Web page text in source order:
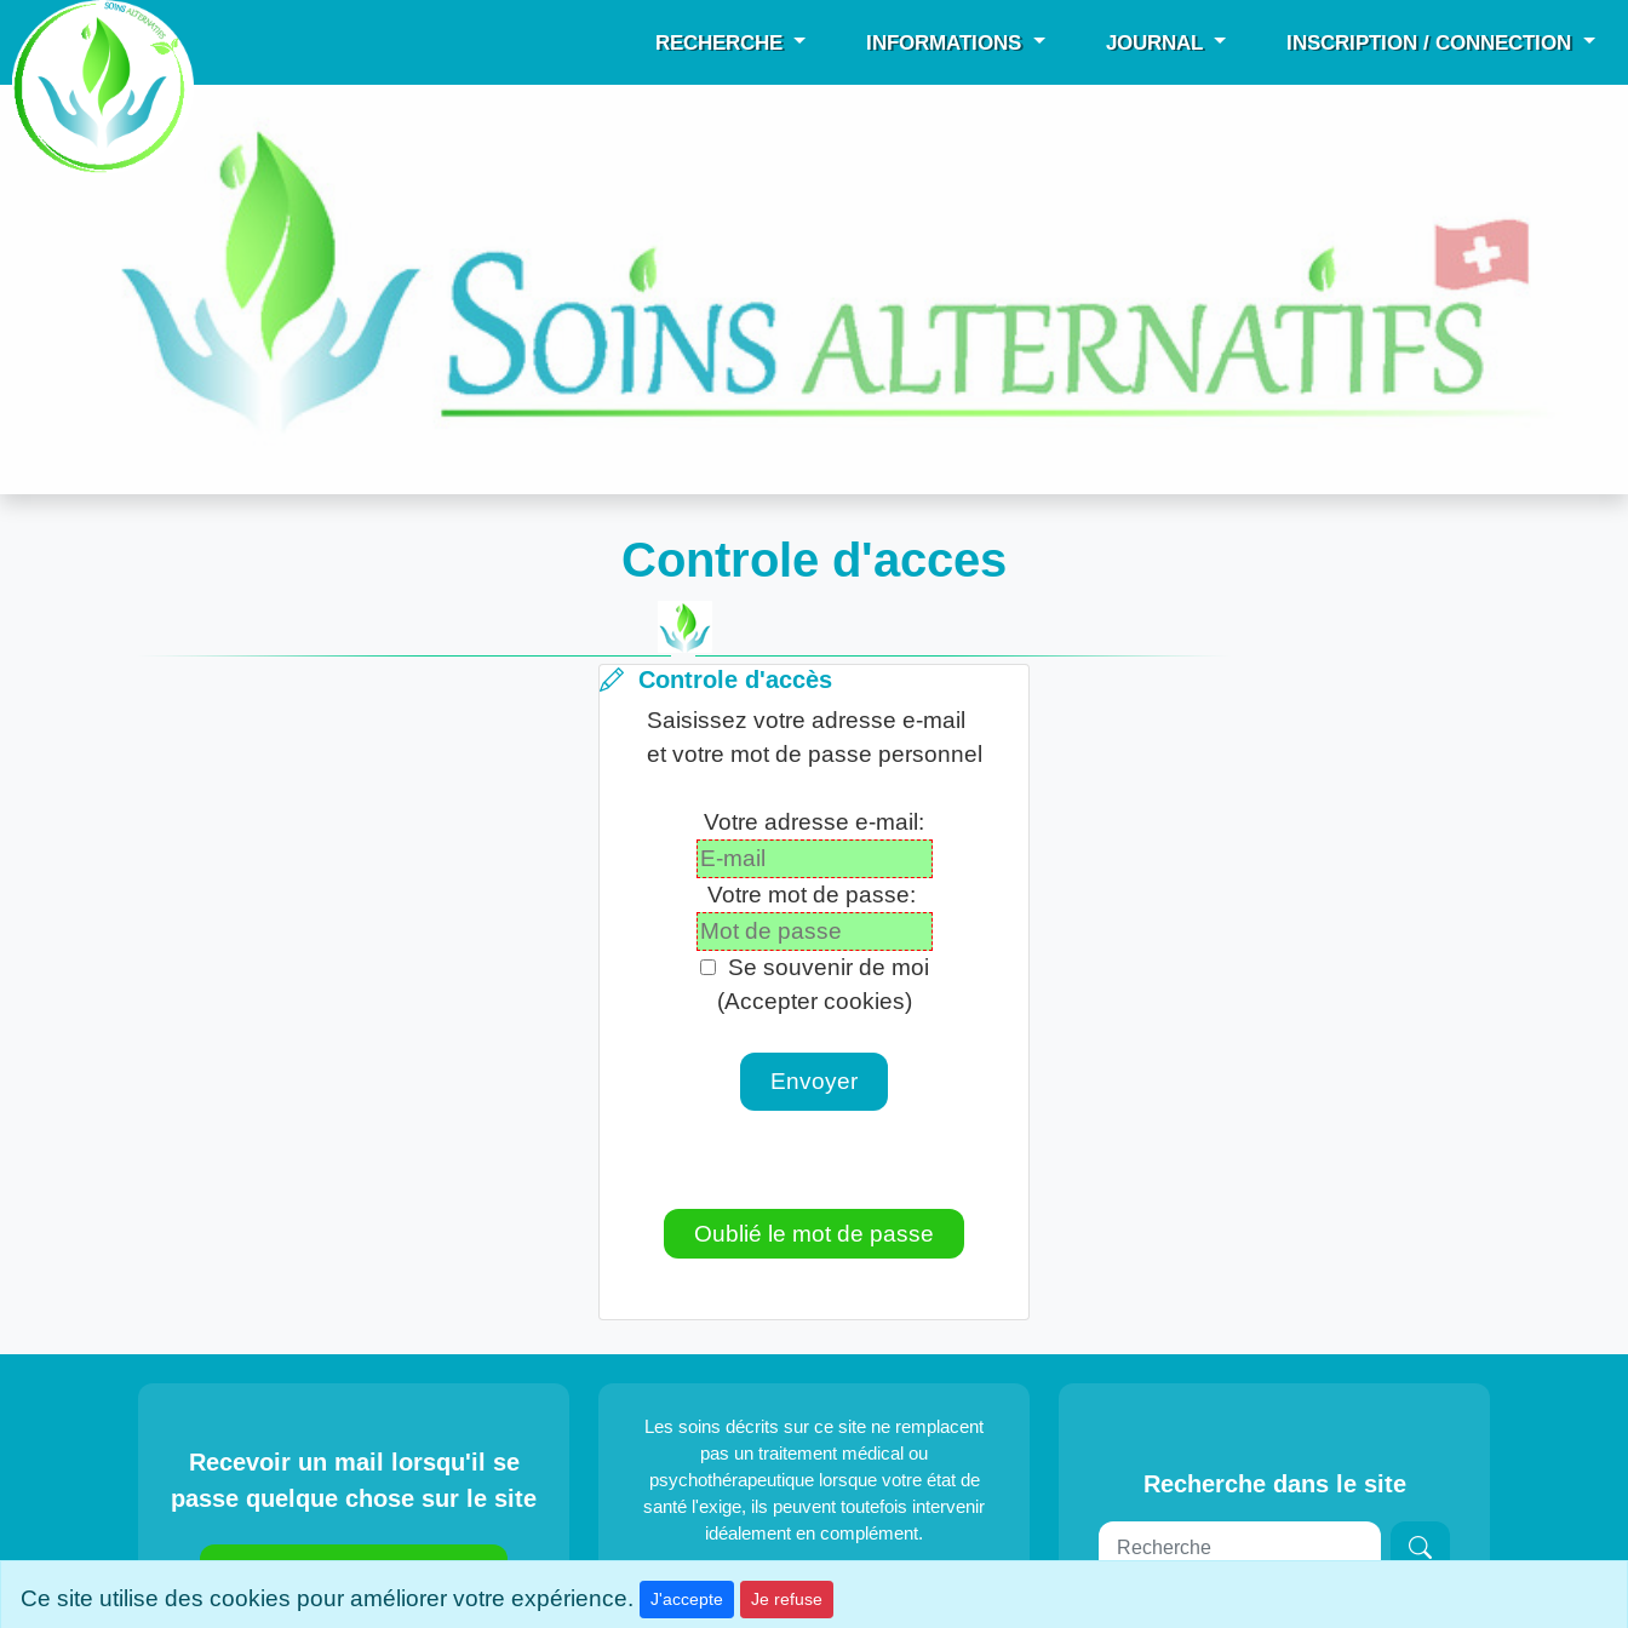
RECHERCHE INFORMATIONS JOURNAL INSCRIPTION / CONNECTION
Ce site utilise des cookies pour améliorer votre expérience. J'accepte Je refuse
Controle d'acces
Controle d'accès
Saisissez votre adresse e-mail
et votre mot de passe personnel
Votre adresse e-mail:
Votre mot de passe:
Se souvenir de moi
(Accepter cookies)
Oublié le mot de passe
Recevoir un mail lorsqu'il se
passe quelque chose sur le site
Les soins décrits sur ce site ne remplacent
pas un traitement médical ou
psychothérapeutique lorsque votre état de
santé l'exige, ils peuvent toutefois intervenir
idéalement en complément.
Ne pas interrompre un traitement médical
sans l'autorisation expresse du médecin.
Recherche dans le site